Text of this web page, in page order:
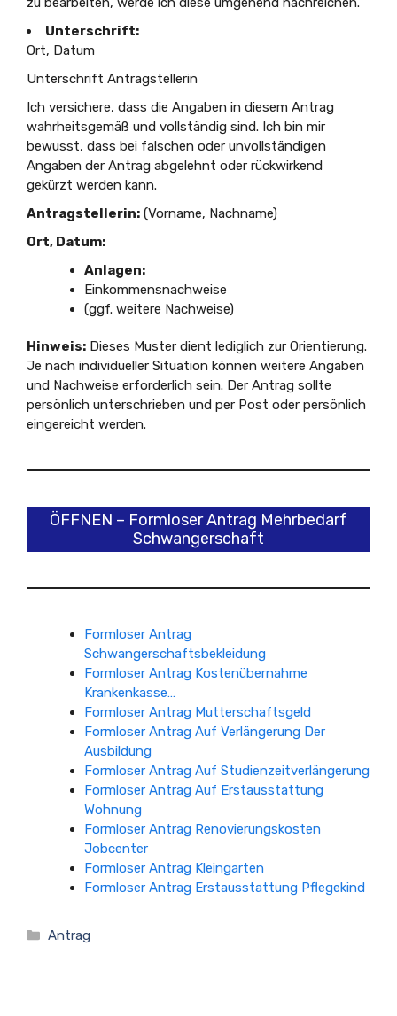
Unterschrift:
Ort, Datum
Unterschrift Antragstellerin
Ich versichere, dass die Angaben in diesem Antrag
wahrheitsgemäß und vollständig sind. Ich bin mir
bewusst, dass bei falschen oder unvollständigen
Angaben der Antrag abgelehnt oder rückwirkend
gekürzt werden kann.
Antragstellerin: (Vorname, Nachname)
Ort, Datum:
Anlagen:
Einkommensnachweise
(ggf. weitere Nachweise)
Hinweis: Dieses Muster dient lediglich zur Orientierung.
Je nach individueller Situation können weitere Angaben
und Nachweise erforderlich sein. Der Antrag sollte
persönlich unterschrieben und per Post oder persönlich
eingereicht werden.
ÖFFNEN – Formloser Antrag Mehrbedarf
Schwangerschaft
Formloser Antrag
Schwangerschaftsbekleidung
Formloser Antrag Kostenübernahme
Krankenkasse…
Formloser Antrag Mutterschaftsgeld
Formloser Antrag Auf Verlängerung Der
Ausbildung
Formloser Antrag Auf Studienzeitverlängerung
Formloser Antrag Auf Erstausstattung
Wohnung
Formloser Antrag Renovierungskosten
Jobcenter
Formloser Antrag Kleingarten
Formloser Antrag Erstausstattung Pflegekind
Kategorien
Antrag